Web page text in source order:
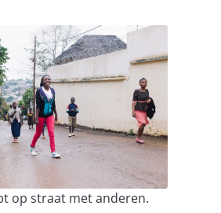
op straat met anderen.